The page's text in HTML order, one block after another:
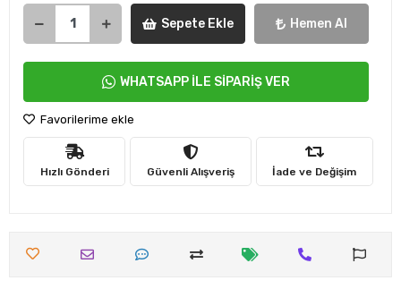
Sepete Ekle Hemen Al
WHATSAPP İLE SİPARİŞ VER
Favorilerime ekle
Hızlı Gönderi Güvenli Alışveriş İade ve Değişim